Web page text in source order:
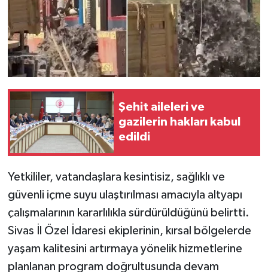
Şehit aileleri ve
gazilerin hakları kabul
edildi
Yetkililer, vatandaşlara kesintisiz, sağlıklı ve
güvenli içme suyu ulaştırılması amacıyla altyapı
çalışmalarının kararlılıkla sürdürüldüğünü belirtti.
Sivas İl Özel İdaresi ekiplerinin, kırsal bölgelerde
yaşam kalitesini artırmaya yönelik hizmetlerine
planlanan program doğrultusunda devam